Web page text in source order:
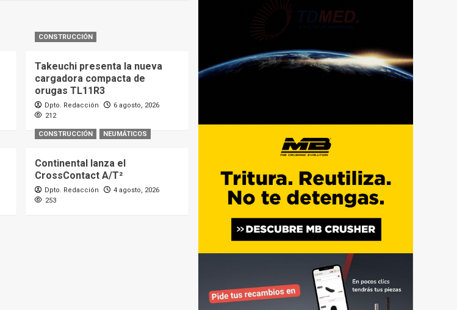
CONSTRUCCIÓN
Takeuchi presenta la nueva
cargadora compacta de
orugas TL11R3
Dpto. Redacción
6 agosto, 2026
212
CONSTRUCCIÓN NEUMÁTICOS
Continental lanza el
CrossContact A/T²
Dpto. Redacción
4 agosto, 2026
253